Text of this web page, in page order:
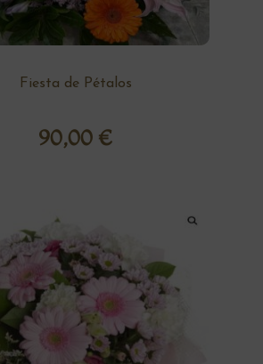
Fiesta de Pétalos
90,00 €